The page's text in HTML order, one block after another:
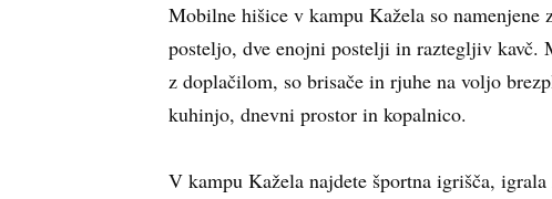
Mobilne hišice v kampu Kažela so namenjene
posteljo, dve enojni postelji in raztegljiv kavč.
z doplačilom, so brisače in rjuhe na voljo
kuhinjo, dnevni prostor in kopalnico.
V kampu Kažela najdete športna igrišča,